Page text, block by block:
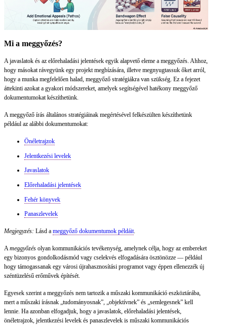
Mi a meggyőzés?
A javaslatok és az előrehaladási jelentések egyik alapvető eleme a meggyőzés. Ahhoz,
hogy másokat rávegyünk egy projekt megbízására, illetve megnyugtassuk őket arról,
hogy a munka megfelelően halad, meggyőző stratégiákra van szükség. Ez a fejezet
áttekinti azokat a gyakori módszereket, amelyek segítségével hatékony meggyőző
dokumentumokat készíthetünk.
A meggyőző írás általános stratégiáinak megértésével felkészülten készíthetünk
például az alábbi dokumentumokat:
Önéletrajzok
Jelentkezési levelek
Javaslatok
Előrehaladási jelentések
Fehér könyvek
Panaszlevelek
Megjegyzés: Lásd a meggyőző dokumentumok példáit.
Ameggyőzés olyan kommunikációs tevékenység, amelynek célja, hogy az embereket
egy bizonyos gondolkodásmód vagy cselekvés elfogadására ösztönözze — például
hogy támogassanak egy városi újrahasznosítási programot vagy éppen ellenezzék új
széntüzelésű erőművek építését.
Egyesek szerint a meggyőzés nem tartozik a műszaki kommunikáció eszköztárába,
mert a műszaki írásnak „tudományosnak”, „objektívnek” és „semlegesnek” kell
lennie. Ha azonban elfogadjuk, hogy a javaslatok, előrehaladási jelentések,
önéletrajzok, jelentkezési levelek és panaszlevelek is műszaki kommunikációs